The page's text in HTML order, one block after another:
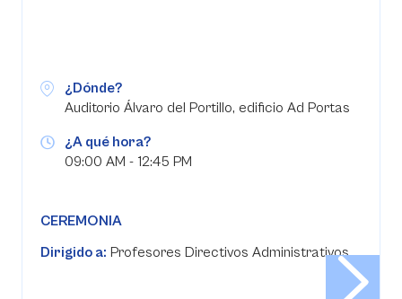
¿Dónde?
Auditorio Álvaro del Portillo, edificio Ad Portas
¿A qué hora?
09:00 AM - 12:45 PM
CEREMONIA
Dirigido a: Profesores Directivos Administrativos